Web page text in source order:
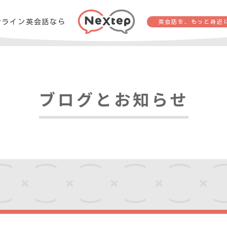
ライン英会話なら 英会話を、もっと身近
ブログとお知らせ